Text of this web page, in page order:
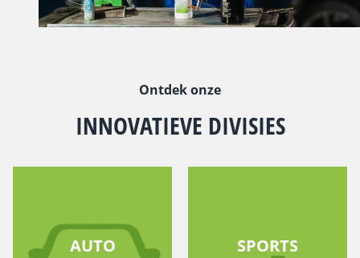
Ontdek onze
INNOVATIEVE DIVISIES
AUTO SPORTS